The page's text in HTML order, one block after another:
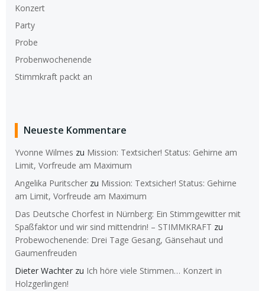
Konzert
Party
Probe
Probenwochenende
Stimmkraft packt an
Neueste Kommentare
Yvonne Wilmes zu Mission: Textsicher! Status: Gehirne am
Limit, Vorfreude am Maximum
Angelika Puritscher zu Mission: Textsicher! Status: Gehirne
am Limit, Vorfreude am Maximum
Das Deutsche Chorfest in Nürnberg: Ein Stimmgewitter mit
Spaßfaktor und wir sind mittendrin! – STIMMKRAFT zu
Probewochenende: Drei Tage Gesang, Gänsehaut und
Gaumenfreuden
Dieter Wachter zu Ich höre viele Stimmen… Konzert in
Holzgerlingen!